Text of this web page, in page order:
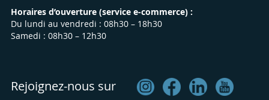
Horaires d’ouverture (service e-commerce) :
Du lundi au vendredi : 08h30 – 18h30
Samedi : 08h30 – 12h30
Rejoignez-nous sur